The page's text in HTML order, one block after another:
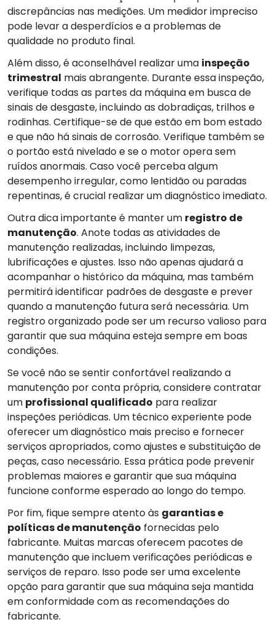
discrepâncias nas medições. Um medidor impreciso
pode levar a desperdícios e a problemas de
qualidade no produto final.
Além disso, é aconselhável realizar uma inspeção
trimestral mais abrangente. Durante essa inspeção,
verifique todas as partes da máquina em busca de
sinais de desgaste, incluindo as dobradiças, trilhos e
rodinhas. Certifique-se de que estão em bom estado
e que não há sinais de corrosão. Verifique também se
o portão está nivelado e se o motor opera sem
ruídos anormais. Caso você perceba algum
desempenho irregular, como lentidão ou paradas
repentinas, é crucial realizar um diagnóstico imediato.
Outra dica importante é manter um registro de
manutenção. Anote todas as atividades de
manutenção realizadas, incluindo limpezas,
lubrificações e ajustes. Isso não apenas ajudará a
acompanhar o histórico da máquina, mas também
permitirá identificar padrões de desgaste e prever
quando a manutenção futura será necessária. Um
registro organizado pode ser um recurso valioso para
garantir que sua máquina esteja sempre em boas
condições.
Se você não se sentir confortável realizando a
manutenção por conta própria, considere contratar
um profissional qualificado para realizar
inspeções periódicas. Um técnico experiente pode
oferecer um diagnóstico mais preciso e fornecer
serviços apropriados, como ajustes e substituição de
peças, caso necessário. Essa prática pode prevenir
problemas maiores e garantir que sua máquina
funcione conforme esperado ao longo do tempo.
Por fim, fique sempre atento às garantias e
políticas de manutenção fornecidas pelo
fabricante. Muitas marcas oferecem pacotes de
manutenção que incluem verificações periódicas e
serviços de reparo. Isso pode ser uma excelente
opção para garantir que sua máquina seja mantida
em conformidade com as recomendações do
fabricante.